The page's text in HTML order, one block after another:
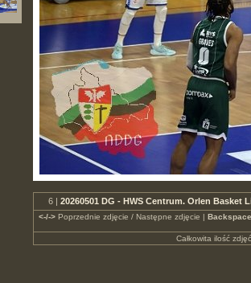
6 | 20260501 DG - HWS Centrum. Orlen Basket
<-/->Poprzednie zdjęcie / Następne zdjęcie | Backspace
Całkowita ilość